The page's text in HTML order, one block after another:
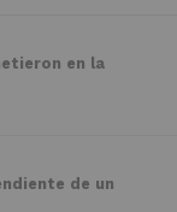
en la
de un